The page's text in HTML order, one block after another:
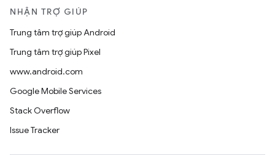
NHẬN TRỢ GIÚP
Trung tâm trợ giúp Android
Trung tâm trợ giúp Pixel
www.android.com
Google Mobile Services
Stack Overflow
Issue Tracker